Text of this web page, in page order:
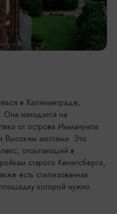
в Калининграде,
находится на
от острова Иммануила
Высоким мостами. Это
отсылающий в
старого Кенигсберга,
есть стилизованная
которой нужно